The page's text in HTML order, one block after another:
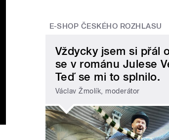
E-SHOP ČESKÉHO ROZHLASU
Vždycky jsem si přál
se v románu Julese
Teď se mi to splnilo.
Václav Žmolík, moderátor